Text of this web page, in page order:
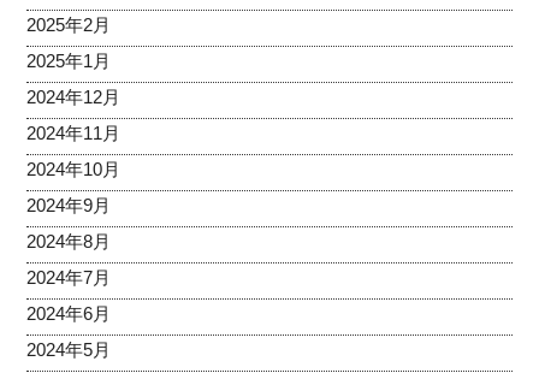
2025年2月
2025年1月
2024年12月
2024年11月
2024年10月
2024年9月
2024年8月
2024年7月
2024年6月
2024年5月